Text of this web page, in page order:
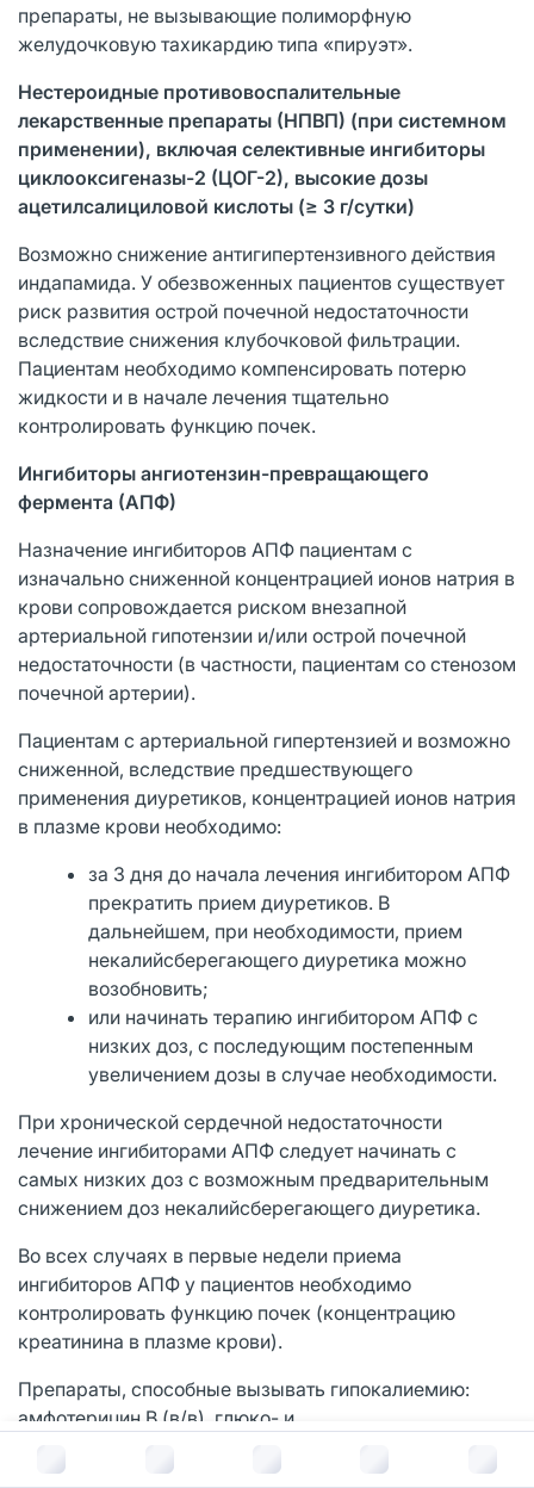
В корзину за
препараты, не вызывающие полиморфную
желудочковую тахикардию типа «пируэт».
Нестероидные противовоспалительные
лекарственные препараты (НПВП) (при системном
применении), включая селективные ингибиторы
циклооксигеназы-2 (ЦОГ-2), высокие дозы
ацетилсалициловой кислоты (≥ 3 г/сутки)
Возможно снижение антигипертензивного действия
индапамида. У обезвоженных пациентов существует
риск развития острой почечной недостаточности
вследствие снижения клубочковой фильтрации.
Пациентам необходимо компенсировать потерю
жидкости и в начале лечения тщательно
контролировать функцию почек.
Ингибиторы ангиотензин-превращающего
фермента (АПФ)
Назначение ингибиторов АПФ пациентам с
изначально сниженной концентрацией ионов натрия в
крови сопровождается риском внезапной
артериальной гипотензии и/или острой почечной
недостаточности (в частности, пациентам со стенозом
почечной артерии).
Пациентам с артериальной гипертензией и возможно
сниженной, вследствие предшествующего
применения диуретиков, концентрацией ионов натрия
в плазме крови необходимо:
за 3 дня до начала лечения ингибитором АПФ
прекратить прием диуретиков. В
дальнейшем, при необходимости, прием
некалийсберегающего диуретика можно
возобновить;
или начинать терапию ингибитором АПФ с
низких доз, с последующим постепенным
увеличением дозы в случае необходимости.
При хронической сердечной недостаточности
лечение ингибиторами АПФ следует начинать с
самых низких доз с возможным предварительным
снижением доз некалийсберегающего диуретика.
Во всех случаях в первые недели приема
ингибиторов АПФ у пациентов необходимо
контролировать функцию почек (концентрацию
креатинина в плазме крови).
Препараты, способные вызывать гипокалиемию:
амфотерицин В (в/в), глюко- и
применении), тетракозактид, слабительные средства,